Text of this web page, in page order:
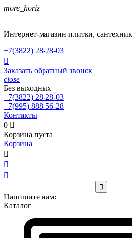
more_horiz
Интернет-магазин плитки,
+7(3822) 28-28-03

Заказать обратный звонок
close
Без выходных
+7(3822) 28-28-03
+7(995) 888-56-28
Контакты
0 
Корзина пуста
Корзина




Напишите нам:
Каталог